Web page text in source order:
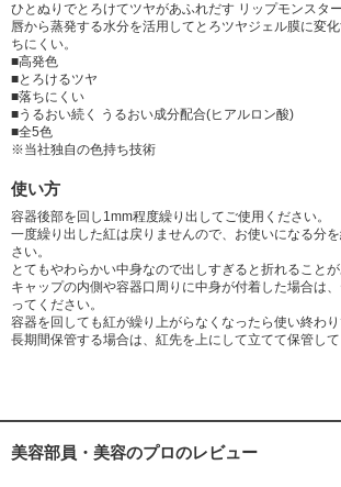
ひとぬりでとろけてツヤがあふれだす リップモンスター
唇から蒸発する水分を活用してとろツヤジェル膜に変
ちにくい。
■高発色
■とろけるツヤ
■落ちにくい
■うるおい続く うるおい成分配合(ヒアルロン酸)
■全5色
※当社独自の色持ち技術
使い方
容器後部を回し1mm程度繰り出してご使用ください。
一度繰り出した紅は戻りませんので、お使いになる分
さい。
とてもやわらかい中身なので出しすぎると折れることが
キャップの内側や容器口周りに中身が付着した場合は
ってください。
容器を回しても紅が繰り上がらなくなったら使い終わり
長期間保管する場合は、紅先を上にして立てて保管して
美容部員・美容のプロのレビュー